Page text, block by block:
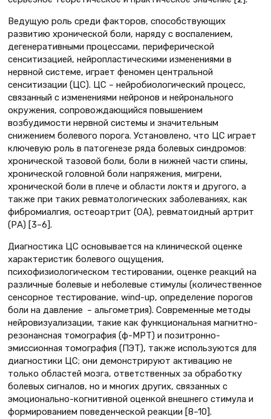
Ведущую роль среди факторов, способствующих
развитию хронической боли, наряду с воспалением,
дегенеративными процессами, периферической
сенситизацией, нейропластическими изменениями в
нервной системе, играет феномен центральной
сенситизации (ЦС). ЦС – нейробио­логический процесс,
связанный с изменениями нейронов и нейронального
окружения, сопровождающийся повышением
возбудимости нервной системы и значительным
снижением болевого порога. Установлено, что ЦС играет
ключевую роль в патогенезе ряда болевых синдромов:
хронической тазовой боли, боли в нижней части спины,
хронической головной боли напряжения, мигрени,
хронической боли в плече и области локтя и другого, а
также при таких ревматологических заболеваниях, как
фибромиалгия, остеоартрит (ОА), ревматоидный артрит
(РА) [3–6].
Диагностика ЦС основывается на клинической оценке
характеристик болевого ощущения,
психофизиологическом тестировании, оценке реакций на
различные болевые и неболевые стимулы (количественное
сенсорное тестирование, wind-up, определение порогов
боли на давление – альгометрия). Современные методы
нейровизуализации, такие как функциональная магнитно-
резонансная томография (ф-МРТ) и позитронно-
эмиссионная томография (ПЭТ), также используются для
диагностики ЦС; они демонстрируют активацию не
только областей мозга, ответственных за обработку
болевых сигналов, но и многих других, связанных с
эмоционально-когнитивной оценкой внешнего стимула и
формированием поведенческой реакции [8–10].